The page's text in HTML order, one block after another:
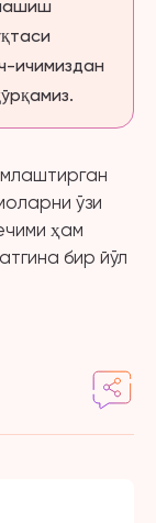
ичимиздан
ўзи
ҳам
бир йўл